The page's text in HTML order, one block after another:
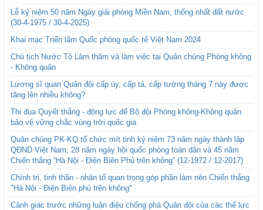
Lễ kỷ niệm 50 năm Ngày giải phóng Miền Nam, thống nhất đất nước
(30-4-1975 / 30-4-2025)
Khai mạc Triển lãm Quốc phòng quốc tế Việt Nam 2024
Chủ tịch Nước Tô Lâm thăm và làm việc tại Quân chủng Phòng không
- Không quân
Lương sĩ quan Quân đội cấp úy, cấp tá, cấp tướng tháng 7 này được
tăng lên nhiều không?
Thi đua Quyết thắng - động lực để Bộ đội Phòng không-Không quân
bảo vệ vững chắc vùng trời quốc gia
Quân chủng PK-KQ tổ chức mít tinh kỷ niệm 73 năm ngày thành lập
QĐND Việt Nam, 28 năm ngày hội quốc phòng toàn dân và 45 năm
Chiến thắng “Hà Nội - Điện Biên Phủ trên không” (12-1972 / 12-2017)
Chính trị, tinh thần - nhân tố quan trọng góp phần làm nên Chiến thắng
"Hà Nội - Điện Biên phủ trên không"
Cảnh giác trước những luận điệu chống phá Quân đội của các thế lực